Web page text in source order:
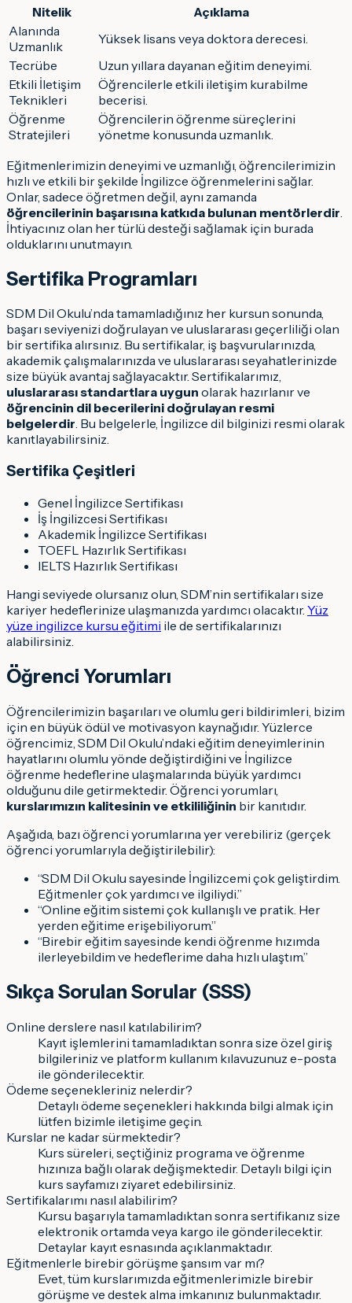
Nitelik
Açıklama
Alanında
Uzmanlık
Yüksek lisans veya doktora derecesi.
Tecrübe
Uzun yıllara dayanan eğitim deneyimi.
Etkili İletişim
Teknikleri
Öğrencilerle etkili iletişim kurabilme
becerisi.
Öğrenme
Stratejileri
Öğrencilerin öğrenme süreçlerini
yönetme konusunda uzmanlık.
Eğitmenlerimizin deneyimi ve uzmanlığı, öğrencilerimizin
hızlı ve etkili bir şekilde İngilizce öğrenmelerini sağlar.
Onlar, sadece öğretmen değil, aynı zamanda
öğrencilerinin başarısına katkıda bulunan mentörlerdir
İhtiyacınız olan her türlü desteği sağlamak için burada
olduklarını unutmayın.
Sertifika Programları
SDM Dil Okulu’nda tamamladığınız her kursun sonunda,
başarı seviyenizi doğrulayan ve uluslararası geçerliliği olan
bir sertifika alırsınız. Bu sertifikalar, iş başvurularınızda,
akademik çalışmalarınızda ve uluslararası seyahatlerinizde
size büyük avantaj sağlayacaktır. Sertifikalarımız,
uluslararası standartlara uygun olarak hazırlanır ve
öğrencinin dil becerilerini doğrulayan resmi
belgelerdir. Bu belgelerle, İngilizce dil bilginizi resmi olarak
kanıtlayabilirsiniz.
Sertifika Çeşitleri
Genel İngilizce Sertifikası
İş İngilizcesi Sertifikası
Akademik İngilizce Sertifikası
TOEFL Hazırlık Sertifikası
IELTS Hazırlık Sertifikası
Hangi seviyede olursanız olun, SDM’nin sertifikaları size
kariyer hedeflerinize ulaşmanızda yardımcı olacaktır. Yüz
yüze ingilizce kursu eğitimi ile de sertifikalarınızı
alabilirsiniz.
Öğrenci Yorumları
Öğrencilerimizin başarıları ve olumlu geri bildirimleri, bizim
için en büyük ödül ve motivasyon kaynağıdır. Yüzlerce
öğrencimiz, SDM Dil Okulu’ndaki eğitim deneyimlerinin
hayatlarını olumlu yönde değiştirdiğini ve İngilizce
öğrenme hedeflerine ulaşmalarında büyük yardımcı
olduğunu dile getirmektedir. Öğrenci yorumları,
kurslarımızın kalitesinin ve etkililiğinin bir kanıtıdır.
Aşağıda, bazı öğrenci yorumlarına yer verebiliriz (gerçek
öğrenci yorumlarıyla değiştirilebilir):
“SDM Dil Okulu sayesinde İngilizcemi çok geliştirdim.
Eğitmenler çok yardımcı ve ilgiliydi.”
“Online eğitim sistemi çok kullanışlı ve pratik. Her
yerden eğitime erişebiliyorum.”
“Birebir eğitim sayesinde kendi öğrenme hızımda
ilerleyebildim ve hedeflerime daha hızlı ulaştım.”
Sıkça Sorulan Sorular (SSS)
Online derslere nasıl katılabilirim?
Kayıt işlemlerini tamamladıktan sonra size özel giriş
bilgileriniz ve platform kullanım kılavuzunuz e-posta
ile gönderilecektir.
Ödeme seçenekleriniz nelerdir?
Detaylı ödeme seçenekleri hakkında bilgi almak için
lütfen bizimle iletişime geçin.
Kurslar ne kadar sürmektedir?
Kurs süreleri, seçtiğiniz programa ve öğrenme
hızınıza bağlı olarak değişmektedir. Detaylı bilgi için
kurs sayfamızı ziyaret edebilirsiniz.
Sertifikalarımı nasıl alabilirim?
Kursu başarıyla tamamladıktan sonra sertifikanız size
elektronik ortamda veya kargo ile gönderilecektir.
Detaylar kayıt esnasında açıklanmaktadır.
Eğitmenlerle birebir görüşme şansım var mı?
Evet, tüm kurslarımızda eğitmenlerimizle birebir
görüşme ve destek alma imkanınız bulunmaktadır.